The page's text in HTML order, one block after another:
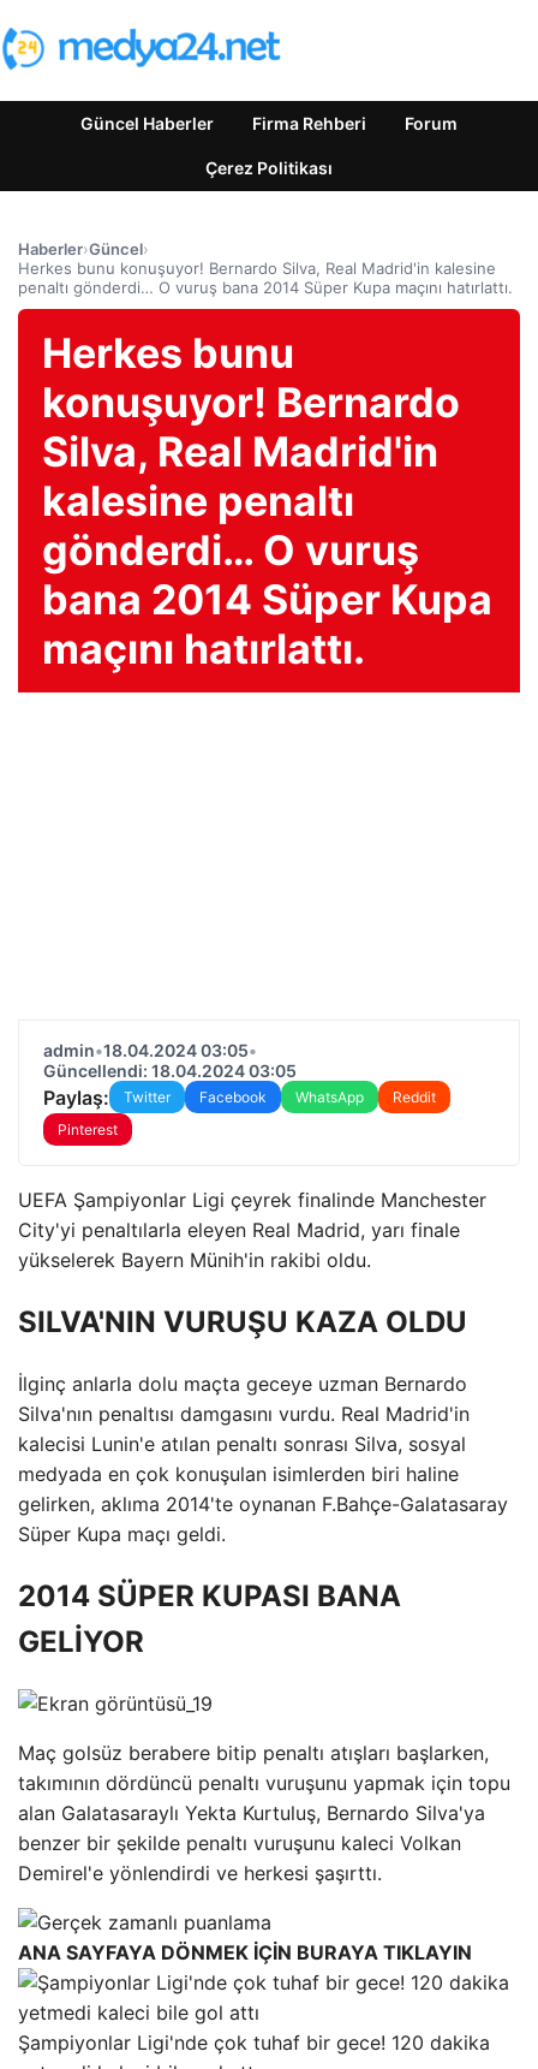
Güncel Haberler Firma Rehberi Forum
Çerez Politikası
Haberler›Güncel›
Herkes bunu konuşuyor! Bernardo Silva, Real Madrid'in kalesine
penaltı gönderdi… O vuruş bana 2014 Süper Kupa maçını hatırlattı.
Herkes bunu
konuşuyor! Bernardo
Silva, Real Madrid'in
kalesine penaltı
gönderdi… O vuruş
bana 2014 Süper Kupa
maçını hatırlattı.
admin•18.04.2024 03:05•
Güncellendi: 18.04.2024 03:05
Paylaş: Twitter Facebook WhatsApp
Reddit
Pinterest
UEFA Şampiyonlar Ligi çeyrek finalinde Manchester
City'yi penaltılarla eleyen Real Madrid, yarı finale
yükselerek Bayern Münih'in rakibi oldu.
SILVA'NIN VURUŞU KAZA OLDU
İlginç anlarla dolu maçta geceye uzman Bernardo
Silva'nın penaltısı damgasını vurdu. Real Madrid'in
kalecisi Lunin'e atılan penaltı sonrası Silva, sosyal
medyada en çok konuşulan isimlerden biri haline
gelirken, aklıma 2014'te oynanan F.Bahçe-Galatasaray
Süper Kupa maçı geldi.
2014 SÜPER KUPASI BANA
GELİYOR
Maç golsüz berabere bitip penaltı atışları başlarken,
takımının dördüncü penaltı vuruşunu yapmak için topu
alan Galatasaraylı Yekta Kurtuluş, Bernardo Silva'ya
benzer bir şekilde penaltı vuruşunu kaleci Volkan
Demirel'e yönlendirdi ve herkesi şaşırttı.
ANA SAYFAYA DÖNMEK İÇİN BURAYA TIKLAYIN
Şampiyonlar Ligi'nde çok tuhaf bir gece! 120 dakika